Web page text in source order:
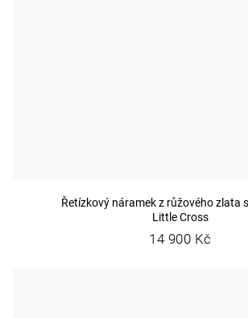
Řetízkový náramek z růžového zlata
Little Cross
14 900 Kč